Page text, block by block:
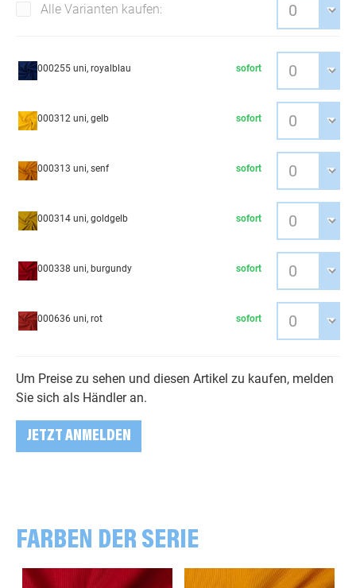
Alle Varianten kaufen:
000255 uni, royalblau sofort
000312 uni, gelb sofort
000313 uni, senf sofort
000314 uni, goldgelb sofort
000338 uni, burgundy sofort
000636 uni, rot sofort
Um Preise zu sehen und diesen Artikel zu kaufen, melden
Sie sich als Händler an.
JETZT ANMELDEN
FARBEN DER SERIE